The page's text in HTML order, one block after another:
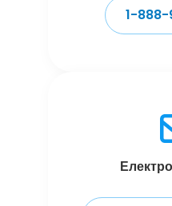
1-